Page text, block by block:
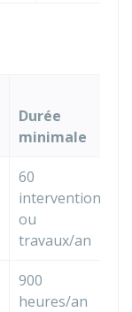
Durée
minimale
60
interventions
ou
travaux/an
900
heures/an